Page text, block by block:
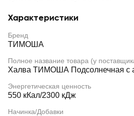
Характеристики
Бренд
ТИМОША
Полное название товара (у
Халва ТИМОША Подсолнечная с
Энергетическая ценность
550 кКал/2300 кДж
Начинка/Добавки